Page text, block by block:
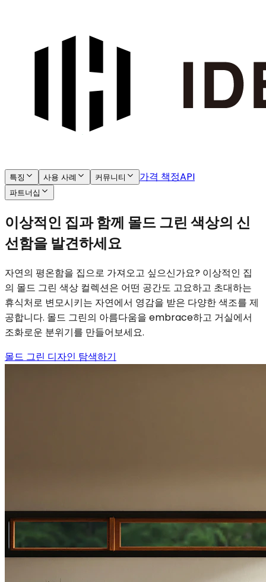
특징 사용 사례 커뮤니티 가격 책정API
파트너십
이상적인 집과 함께 몰드 그린 색상의 신
선함을 발견하세요
자연의 평온함을 집으로 가져오고 싶으신가요? 이상적인 집
의 몰드 그린 색상 컬렉션은 어떤 공간도 고요하고 초대하는
휴식처로 변모시키는 자연에서 영감을 받은 다양한 색조를 제
공합니다. 몰드 그린의 아름다움을 embrace하고 거실에서
조화로운 분위기를 만들어보세요.
몰드 그린 디자인 탐색하기